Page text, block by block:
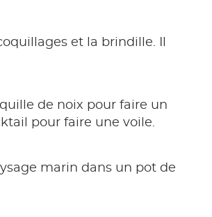
et la brindille. Il
de noix pour faire un
pour faire une voile.
marin dans un pot de